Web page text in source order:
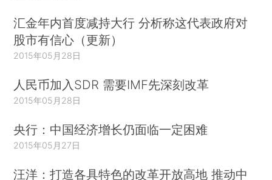
汇金年内首度减持大行 分析称这代表政府对
股市有信心（更新）
2015年05月28日
人民币加入SDR 需要IMF先深刻改革
2015年05月28日
央行：中国经济增长仍面临一定困难
2015年05月27日
汪洋：打造各具特色的改革开放高地 推动中